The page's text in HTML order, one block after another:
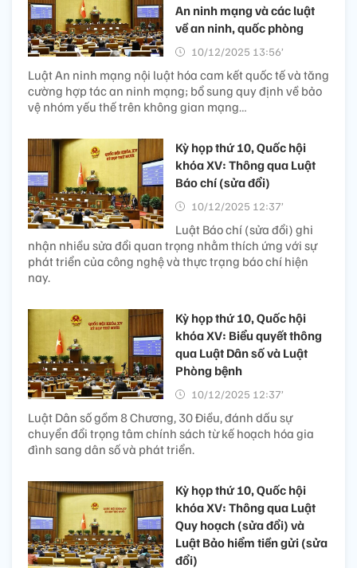
An ninh mạng và các luật
về an ninh, quốc phòng
10/12/2025 13:56’
Luật An ninh mạng nội luật hóa cam kết quốc tế và tăng
cường hợp tác an ninh mạng; bổ sung quy định về bảo
vệ nhóm yếu thế trên không gian mạng…
Kỳ họp thứ 10, Quốc hội
khóa XV: Thông qua Luật
Báo chí (sửa đổi)
10/12/2025 12:37’
Luật Báo chí (sửa đổi) ghi
nhận nhiều sửa đổi quan trọng nhằm thích ứng với sự
phát triển của công nghệ và thực trạng báo chí hiện
nay.
Kỳ họp thứ 10, Quốc hội
khóa XV: Biểu quyết thông
qua Luật Dân số và Luật
Phòng bệnh
10/12/2025 12:37’
Luật Dân số gồm 8 Chương, 30 Điều, đánh dấu sự
chuyển đổi trọng tâm chính sách từ kế hoạch hóa gia
đình sang dân số và phát triển.
Kỳ họp thứ 10, Quốc hội
khóa XV: Thông qua Luật
Quy hoạch (sửa đổi) và
Luật Bảo hiểm tiền gửi (sửa
đổi)